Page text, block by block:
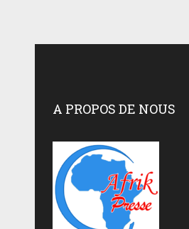
A PROPOS DE NOUS